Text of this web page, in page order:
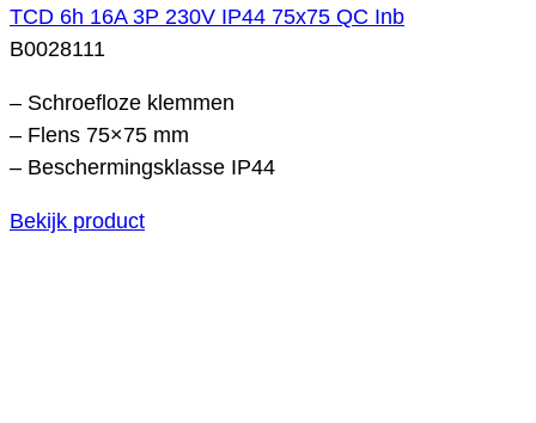
TCD 6h 16A 3P 230V IP44 75x75 QC Inb
B0028111
– Schroefloze klemmen
– Flens 75×75 mm
– Beschermingsklasse IP44
Bekijk product